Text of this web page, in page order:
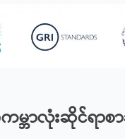
ဘာလုံးဆိုင်ရာစာ